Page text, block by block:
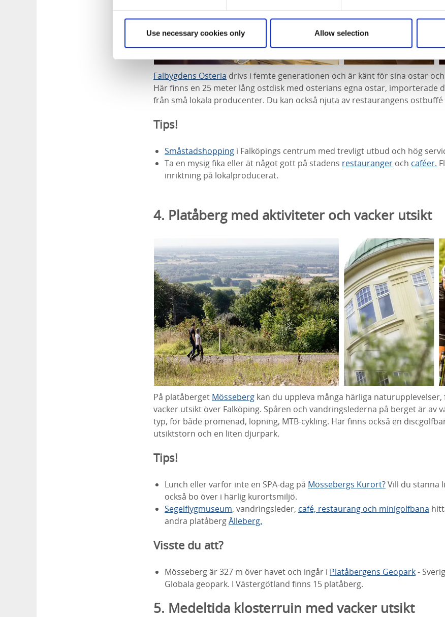
Use necessary cookies only Allow selection
Falbygdens Osteria drivs i femte generationen och är känt för sina ostar
Här finns en 25 meter lång ostdisk med osterians egna ostar, importerade
från små lokala producenter. Du kan också njuta av restaurangens
Tips!
Småstadshopping i Falköpings centrum med trevligt utbud och hög
Ta en mysig fika eller ät något gott på stadens restauranger och caféer.
inriktning på lokalproducerat.
4. Platåberg med aktiviteter och vacker utsikt
På platåberget Mösseberg kan du uppleva många härliga
vacker utsikt över Falköping. Spåren och vandringslederna på berget är av
typ, för både promenad, löpning, MTB-cykling. Här finns också en
utsiktstorn och en liten djurpark.
Tips!
Lunch eller varför inte en SPA-dag på Mössebergs Kurort?Vill du stanna
också bo över i härlig kurortsmiljö.
Segelflygmuseum, vandringsleder, café, restaurang och minigolfbana
andra platåbergÅlleberg.
Visste du att?
Mösseberg är 327 m över havet och ingår i Platåbergens Geopark-
Globala geopark. I Västergötland finns 15 platåberg.
5. Medeltida klosterruin med vacker utsikt